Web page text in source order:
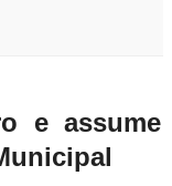
e assume